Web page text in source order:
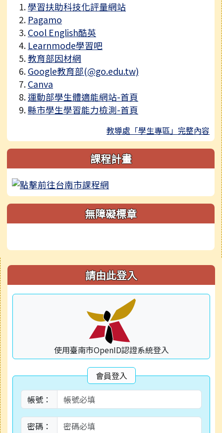
學習扶助科技化評量網站
Pagamo
Cool English酷英
Learnmode學習吧
教育部因材網
Google教育部(@go.edu.tw)
Canva
運動部學生體適能網站-首頁
縣市學生學習能力檢測-首頁
教導處「學生專區」完整內容
課程計畫
無障礙標章
右邊區域內容 請由此登入
使用臺南市OpenID認證系統登入
會員登入
帳號：
密碼：